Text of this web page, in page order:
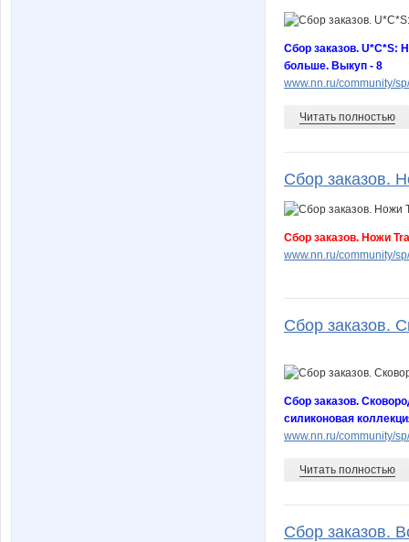
Сбор заказов. U*C*S:
больше. Выкуп - 8
www.nn.ru/community/
Читать полностью
Сбор заказов.
Сбор заказов. Ножи
www.nn.ru/community/
Сбор заказов.
Сбор заказов.
силиконовая
www.nn.ru/community/
Читать полностью
Сбор заказов.